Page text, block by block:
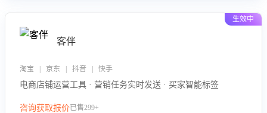
生效中
客伴
淘宝 | 京东 | 抖音 | 快手
电商店铺运营工具 · 营销任务实时发送 · 买家智能标签
咨询获取报价已售299+